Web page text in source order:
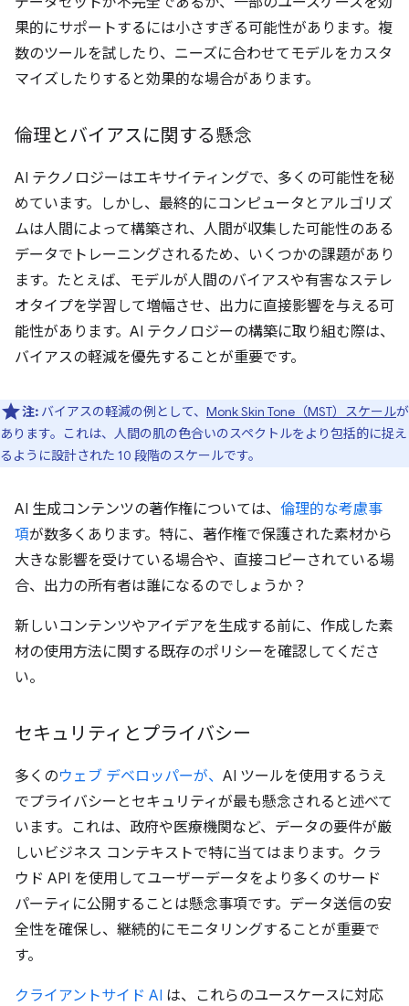
果的にサポートするには小さすぎる可能性があります。複
数のツールを試したり、ニーズに合わせてモデルをカスタ
マイズしたりすると効果的な場合があります。
倫理とバイアスに関する懸念
AI テクノロジーはエキサイティングで、多くの可能性を秘
めています。しかし、最終的にコンピュータとアルゴリズ
ムは人間によって構築され、人間が収集した可能性のある
データでトレーニングされるため、いくつかの課題があり
ます。たとえば、モデルが人間のバイアスや有害なステレ
オタイプを学習して増幅させ、出力に直接影響を与える可
能性があります。AI テクノロジーの構築に取り組む際は、
バイアスの軽減を優先することが重要です。
注: バイアスの軽減の例として、 Monk Skin Tone（MST）スケールが
あります。これは、人間の肌の色合いのスペクトルをより包括的に捉え
るように設計された 10 段階のスケールです。
AI 生成コンテンツの著作権については、 倫理的な考慮事
項が数多くあります。特に、著作権で保護された素材から
大きな影響を受けている場合や、直接コピーされている場
合、出力の所有者は誰になるのでしょうか？
新しいコンテンツやアイデアを生成する前に、作成した素
材の使用方法に関する既存のポリシーを確認してくださ
い。
セキュリティとプライバシー
多くのウェブ デベロッパーが、 AI ツールを使用するうえ
でプライバシーとセキュリティが最も懸念されると述べて
います。これは、政府や医療機関など、データの要件が厳
しいビジネス コンテキストで特に当てはまります。クラ
ウド API を使用してユーザーデータをより多くのサード
パーティに公開することは懸念事項です。データ送信の安
全性を確保し、継続的にモニタリングすることが重要で
す。
クライアントサイド AI は、これらのユースケースに対応